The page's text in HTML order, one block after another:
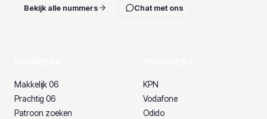
Bekijk alle nummers Chat met ons
Makkelijk 06
Prachtig 06
Patroon zoeken
KPN
Vodafone
Odido